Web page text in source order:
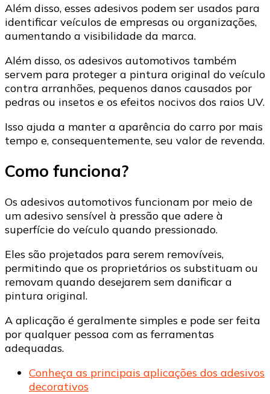
Além disso, esses adesivos podem ser usados para
identificar veículos de empresas ou organizações,
aumentando a visibilidade da marca.
Além disso, os adesivos automotivos também
servem para proteger a pintura original do veículo
contra arranhões, pequenos danos causados por
pedras ou insetos e os efeitos nocivos dos raios UV.
Isso ajuda a manter a aparência do carro por mais
tempo e, consequentemente, seu valor de revenda.
Como funciona?
Os adesivos automotivos funcionam por meio de
um adesivo sensível à pressão que adere à
superfície do veículo quando pressionado.
Eles são projetados para serem removíveis,
permitindo que os proprietários os substituam ou
removam quando desejarem sem danificar a
pintura original.
A aplicação é geralmente simples e pode ser feita
por qualquer pessoa com as ferramentas
adequadas.
Conheça as principais aplicações dos adesivos
decorativos